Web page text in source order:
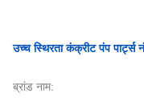
उच्च स्थिरता कंक्रीट पंप
ब्रांड नाम: